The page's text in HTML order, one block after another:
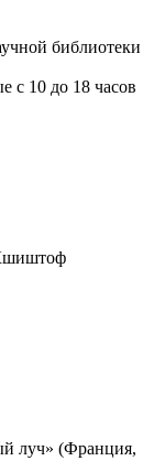
библиотеки
с 10 до 18 часов
луч» (Франция,